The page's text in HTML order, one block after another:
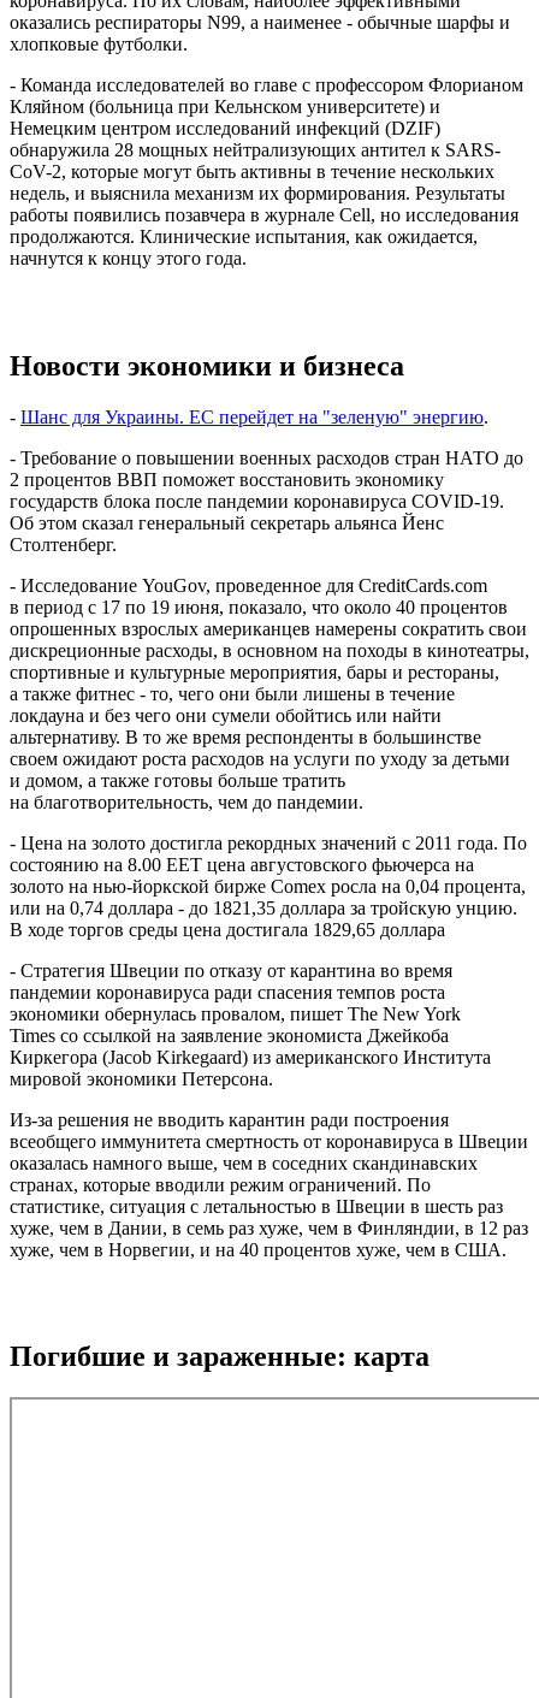
оказались респираторы N99, а наименее - обычные шарфы и
хлопковые футболки.
- Команда исследователей во главе с профессором Флорианом
Кляйном (больница при Кельнском университете) и
Немецким центром исследований инфекций (DZIF)
обнаружила 28 мощных нейтрализующих антител к SARS-
CoV-2, которые могут быть активны в течение нескольких
недель, и выяснила механизм их формирования. Результаты
работы появились позавчера в журнале Cell, но исследования
продолжаются. Клинические испытания, как ожидается,
начнутся к концу этого года.
Новости экономики и бизнеса
- Шанс для Украины. ЕС перейдет на "зеленую" энергию.
- Требование о повышении военных расходов стран НАТО до
2 процентов ВВП поможет восстановить экономику
государств блока после пандемии коронавируса COVID-19.
Об этом сказал генеральный секретарь альянса Йенс
Столтенберг.
- Исследование YouGov, проведенное для CreditCards.com
в период с 17 по 19 июня, показало, что около 40 процентов
опрошенных взрослых американцев намерены сократить свои
дискреционные расходы, в основном на походы в кинотеатры,
спортивные и культурные мероприятия, бары и рестораны,
а также фитнес - то, чего они были лишены в течение
локдауна и без чего они сумели обойтись или найти
альтернативу. В то же время респонденты в большинстве
своем ожидают роста расходов на услуги по уходу за детьми
и домом, а также готовы больше тратить
на благотворительность, чем до пандемии.
- Цена на золото достигла рекордных значений с 2011 года. По
состоянию на 8.00 EET цена августовского фьючерса на
золото на нью-йоркской бирже Comex росла на 0,04 процента,
или на 0,74 доллара - до 1821,35 доллара за тройскую унцию.
В ходе торгов среды цена достигала 1829,65 доллара
- Стратегия Швеции по отказу от карантина во время
пандемии коронавируса ради спасения темпов роста
экономики обернулась провалом, пишет The New York
Times со ссылкой на заявление экономиста Джейкоба
Киркегора (Jacob Kirkegaard) из американского Института
мировой экономики Петерсона.
Из-за решения не вводить карантин ради построения
всеобщего иммунитета смертность от коронавируса в Швеции
оказалась намного выше, чем в соседних скандинавских
странах, которые вводили режим ограничений. По
статистике, ситуация с летальностью в Швеции в шесть раз
хуже, чем в Дании, в семь раз хуже, чем в Финляндии, в 12 раз
хуже, чем в Норвегии, и на 40 процентов хуже, чем в США.
Погибшие и зараженные: карта